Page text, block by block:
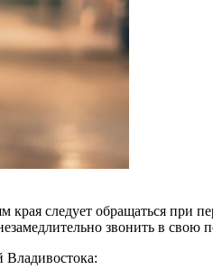
следует обращаться при
звонить в свою